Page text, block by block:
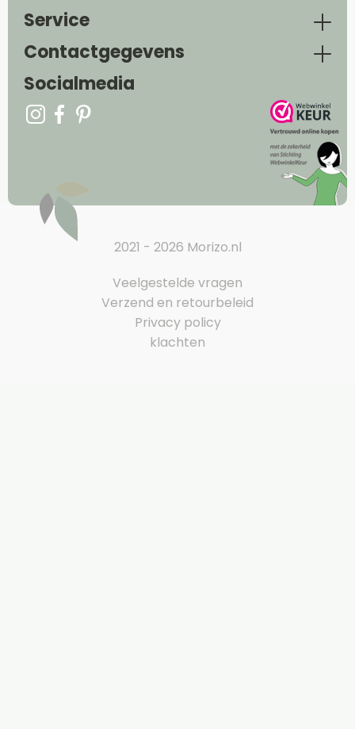
Service
Contactgegevens
Socialmedia
2021 - 2026 Morizo.nl
Veelgestelde vragen
Verzend en retourbeleid
Privacy policy
klachten